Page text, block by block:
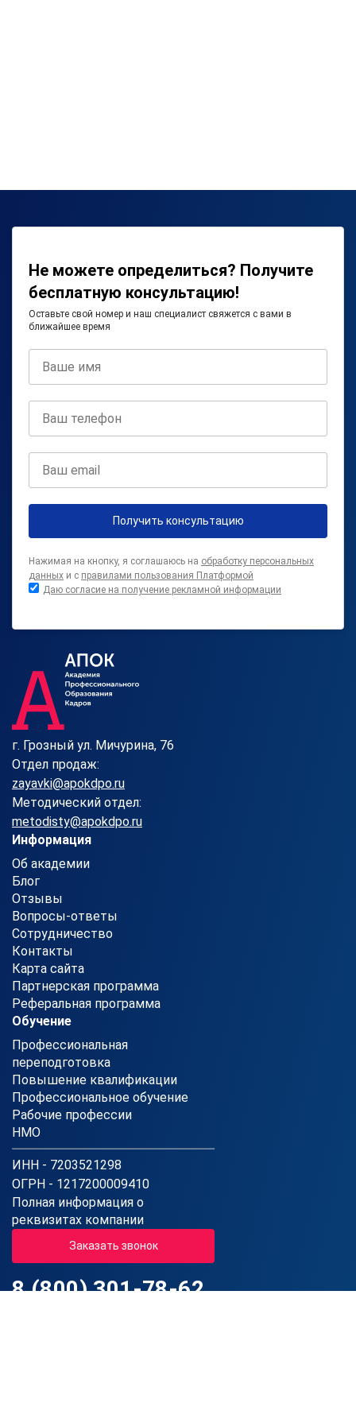
Не можете определиться? Получите
бесплатную консультацию!
Оставьте свой номер и наш специалист свяжется с вами в
ближайшее время
Получить консультацию
Нажимая на кнопку, я соглашаюсь на обработку персональных
данных и с правилами пользования Платформой
Даю согласие на получение рекламной информации
г. Грозный ул. Мичурина, 76
Отдел продаж:
zayavki@apokdpo.ru
Методический отдел:
metodisty@apokdpo.ru
Информация
Об академии
Блог
Отзывы
Вопросы-ответы
Сотрудничество
Контакты
Карта сайта
Партнерская программа
Реферальная программа
Обучение
Профессиональная
переподготовка
Повышение квалификации
Профессиональное обучение
Рабочие профессии
НМО
ИНН - 7203521298
ОГРН - 1217200009410
Полная информация о
реквизитах компании
Заказать звонок
8 (800) 301-78-62